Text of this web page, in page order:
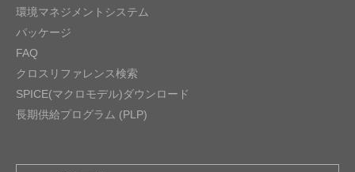
環境マネジメントシステム
パッケージ
FAQ
クロスリファレンス検索
SPICE(マクロモデル)ダウンロード
長期供給プログラム (PLP)